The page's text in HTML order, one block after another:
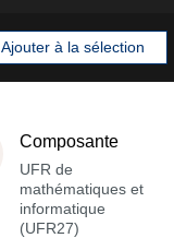
Ajouter à la sélection
Composante
UFR de
mathématiques et
informatique
(UFR27)